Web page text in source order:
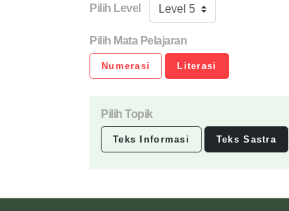
Pilih Level Level 5
Pilih Mata Pelajaran
Numerasi Literasi
Pilih Topik
Teks Informasi Teks Sastra